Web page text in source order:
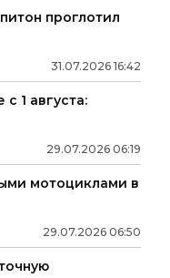
проглотил
31.07.2026 16:42
1 августа:
29.07.2026 06:19
мотоциклами в
29.07.2026 06:50